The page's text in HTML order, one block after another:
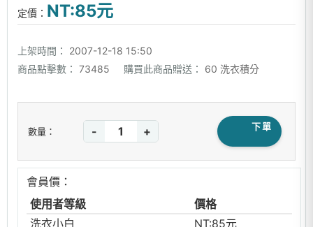
定價： NT:85元
上架時間：
2007-12-18 15:50
商品點擊數： 73485 購買此商品贈送： 60 洗衣積分
數量： - + 下單
會員價：
使用者等級
價格
洗衣小白
NT:85元